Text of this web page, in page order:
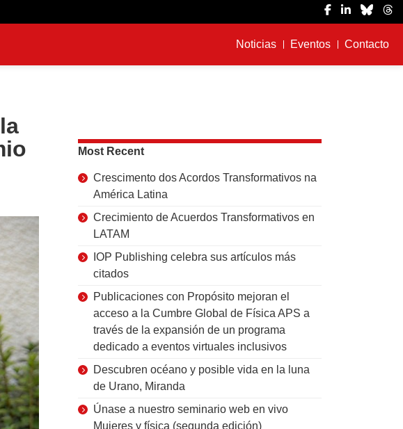
Noticias Eventos Contacto
Most Recent
Crescimento dos Acordos Transformativos na
América Latina
Crecimiento de Acuerdos Transformativos en
LATAM
IOP Publishing celebra sus artículos más
citados
Publicaciones con Propósito mejoran el
acceso a la Cumbre Global de Física APS a
través de la expansión de un programa
dedicado a eventos virtuales inclusivos
Descubren océano y posible vida en la luna
de Urano, Miranda
Únase a nuestro seminario web en vivo
Mujeres y física (segunda edición)